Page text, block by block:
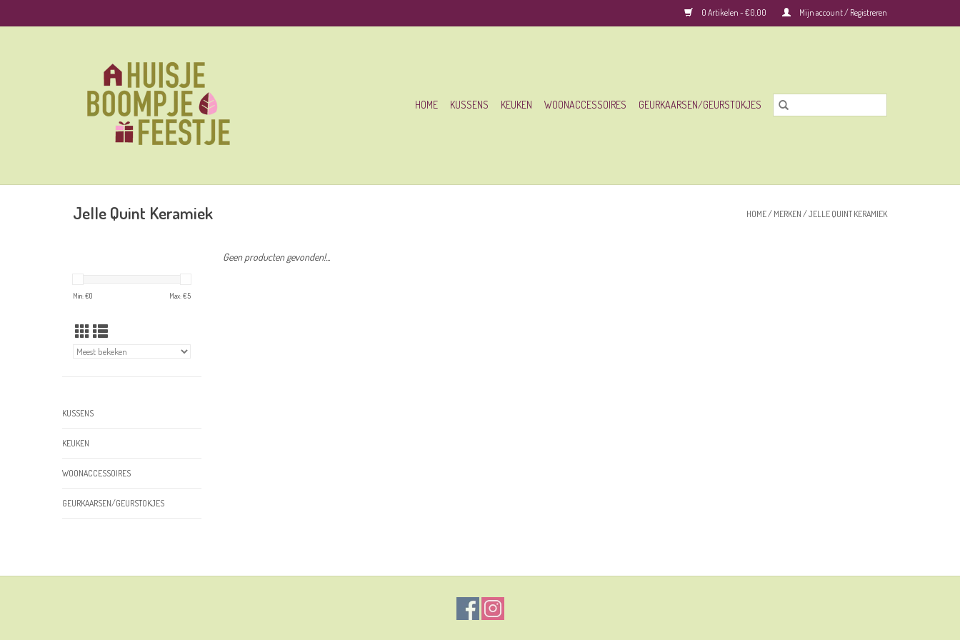
0 Artikelen - €0,00 Mijn account / Registreren
HOME KUSSENS KEUKEN WOONACCESSOIRES GEURKAARSEN/GEURSTOKJES
Jelle Quint Keramiek HOME/ MERKEN /JELLE QUINT KERAMIEK
Min: €0 Max: €5
KUSSENS
KEUKEN
WOONACCESSOIRES
GEURKAARSEN/GEURSTOKJES
Geen producten gevonden!...